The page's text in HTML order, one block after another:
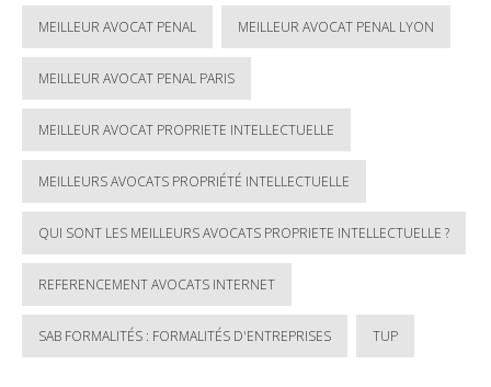
MEILLEUR AVOCAT PENAL MEILLEUR AVOCAT PENAL LYON
MEILLEUR AVOCAT PENAL PARIS
MEILLEUR AVOCAT PROPRIETE INTELLECTUELLE
MEILLEURS AVOCATS PROPRIÉTÉ INTELLECTUELLE
QUI SONT LES MEILLEURS AVOCATS PROPRIETE INTELLECTUELLE ?
REFERENCEMENT AVOCATS INTERNET
SAB FORMALITÉS : FORMALITÉS D'ENTREPRISES TUP